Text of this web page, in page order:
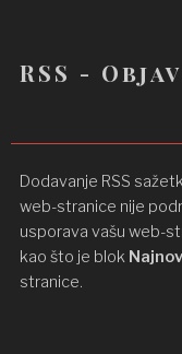
RSS -
Dodavanje RSS
web-stranice nije
usporava vašu web-
kao što je blok
stranice.